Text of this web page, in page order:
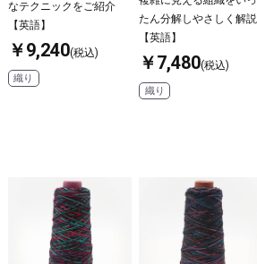
なテクニックをご紹介
【英語】
￥9,240(税込)
織り
たん分解しやさしく解説
【英語】
￥7,480(税込)
織り